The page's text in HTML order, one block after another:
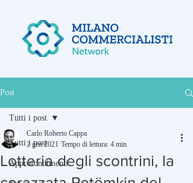
Post
Tutti i post
Approfondimenti
Tutti i post
Lotteria degli scontrini, la
Carlo Roberto Cappa
2 gen 2021 Tempo di lettura: 4 min